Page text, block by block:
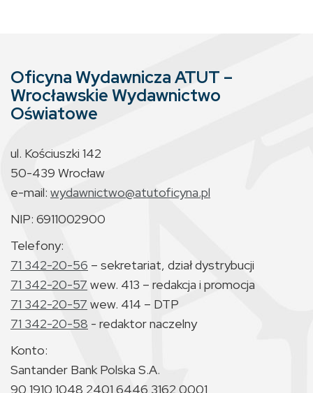
Oficyna Wydawnicza ATUT –
Wrocławskie Wydawnictwo
Oświatowe
ul. Kościuszki 142
50-439 Wrocław
e-mail: wydawnictwo@atutoficyna.pl
NIP: 6911002900
Telefony:
71 342-20-56 – sekretariat, dział dystrybucji
71 342-20-57 wew. 413 – redakcja i promocja
71 342-20-57 wew. 414 – DTP
71 342-20-58 - redaktor naczelny
Konto:
Santander Bank Polska S.A.
90 1910 1048 2401 6446 3162 0001